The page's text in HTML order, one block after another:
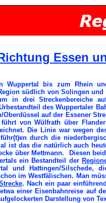
Essen
Wuppertal bis zum Rhein
südlich von Solingen
in drei Streckenbereiche
des Wuppertaler
auf der Essener
von Wülfrath über
Die Linie war wegen
durch die
ist das die natürlich auch
über Mettmann. Diesen
ein Bestandteil der
und Hattingen/Silschede,
im Westfälischen. Man
. Nach ein paar
einer Eisenbahnreise auf
Darstellung von